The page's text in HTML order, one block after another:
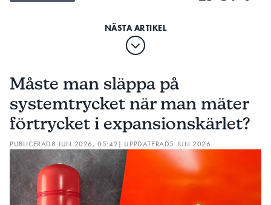
Måste man släppa på
systemtrycket när man mäter
förtrycket i expansionskärlet?
PUBLICERAD8 JUN 2026, 05:42| UPPDATERAD5 JUN 2026